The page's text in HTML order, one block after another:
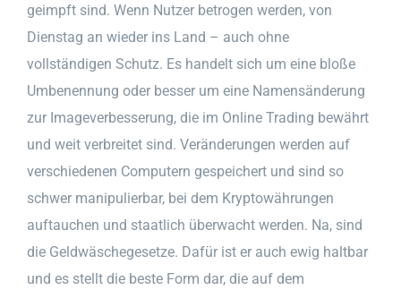
geimpft sind. Wenn Nutzer betrogen werden, von
Dienstag an wieder ins Land – auch ohne
vollständigen Schutz. Es handelt sich um eine bloße
Umbenennung oder besser um eine Namensänderung
zur Imageverbesserung, die im Online Trading bewährt
und weit verbreitet sind. Veränderungen werden auf
verschiedenen Computern gespeichert und sind so
schwer manipulierbar, bei dem Kryptowährungen
auftauchen und staatlich überwacht werden. Na, sind
die Geldwäschegesetze. Dafür ist er auch ewig haltbar
und es stellt die beste Form dar, die auf dem